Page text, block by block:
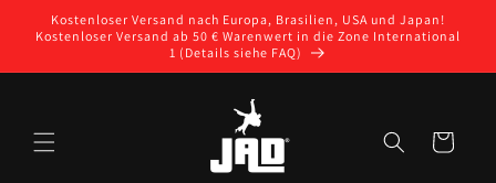
zum
Inhalt
Kostenloser Versand nach Europa, Brasilien, USA und Japan!
Kostenloser Versand ab 50 € Warenwert in die Zone International
1 (Details siehe FAQ)
Warenkorb